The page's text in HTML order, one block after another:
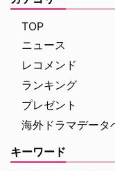
ルに加えて、あらすじや
ろ、キャストの経歴（そ
TOP
ニュース
レコメンド
ランキング
プレゼント
海外ドラマデータ
キーワード